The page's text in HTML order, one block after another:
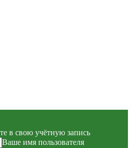
в свою учётную запись
Ваше имя пользователя